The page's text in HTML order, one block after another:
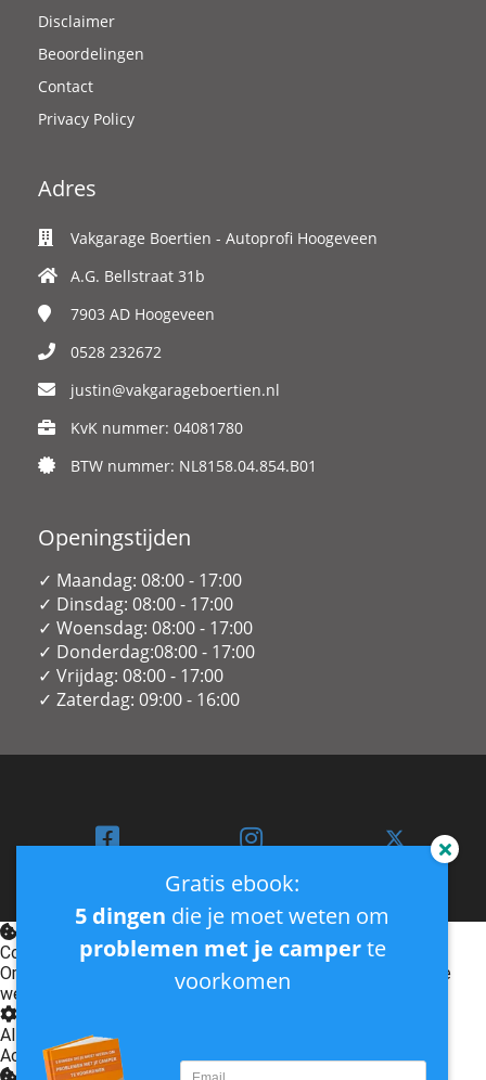
Disclaimer
Beoordelingen
Contact
Privacy Policy
Adres
Vakgarage Boertien - Autoprofi Hoogeveen
A.G. Bellstraat 31b
7903 AD Hoogeveen
0528 232672
justin@vakgarageboertien.nl
KvK nummer: 04081780
BTW nummer: NL8158.04.854.B01
Openingstijden
✓ Maandag: 08:00 - 17:00
✓ Dinsdag: 08:00 - 17:00
✓ Woensdag: 08:00 - 17:00
✓ Donderdag:08:00 - 17:00
✓ Vrijdag: 08:00 - 17:00
✓ Zaterdag: 09:00 - 16:00
Gratis ebook:
5 dingen die je moet weten om
problemen met je camperte
voorkomen
Cookies
Om jou de meest waardevolle en optimale ervaring op deze
website te geven gebruiken wij cookies.
Alleen Functioneel
Accepteer alle